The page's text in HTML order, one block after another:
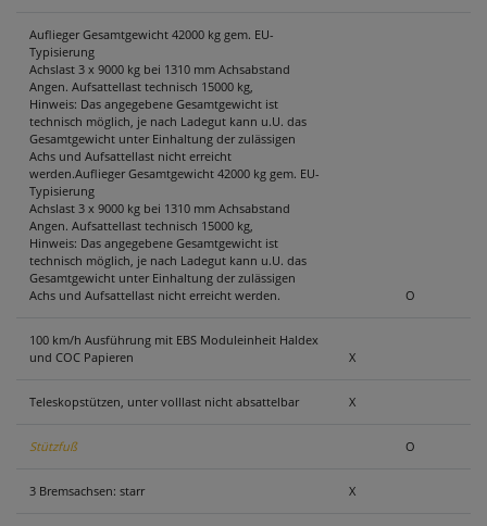
Auflieger Gesamtgewicht 42000 kg gem. EU-
Typisierung
Achslast 3 x 9000 kg bei 1310 mm Achsabstand
Angen. Aufsattellast technisch 15000 kg,
Hinweis: Das angegebene Gesamtgewicht ist
technisch möglich, je nach Ladegut kann u.U. das
Gesamtgewicht unter Einhaltung der zulässigen
Achs und Aufsattellast nicht erreicht
werden.Auflieger Gesamtgewicht 42000 kg gem. EU-
Typisierung
Achslast 3 x 9000 kg bei 1310 mm Achsabstand
Angen. Aufsattellast technisch 15000 kg,
Hinweis: Das angegebene Gesamtgewicht ist
technisch möglich, je nach Ladegut kann u.U. das
Gesamtgewicht unter Einhaltung der zulässigen
Achs und Aufsattellast nicht erreicht werden.
O
100 km/h Ausführung mit EBS Moduleinheit Haldex
und COC Papieren
X
Teleskopstützen, unter volllast nicht absattelbar X
Stützfuß O
3 Bremsachsen: starr X